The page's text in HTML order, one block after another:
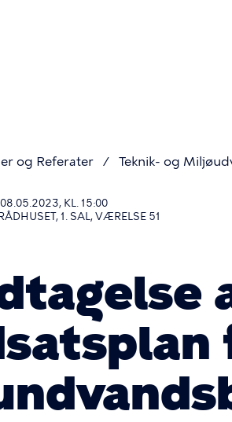
og Referater Teknik- og
KL. 15:00
1. SAL, VÆRELSE 51